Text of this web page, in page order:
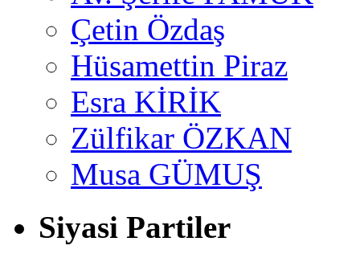
Çetin Özdaş
Hüsamettin Piraz
Esra KİRİK
Zülfikar ÖZKAN
Musa GÜMUŞ
Siyasi Partiler